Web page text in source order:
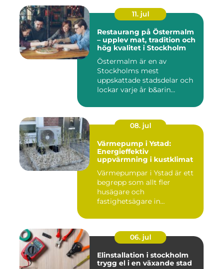
11. jul
Restaurang på Östermalm
– upplev mat, tradition och
hög kvalitet i Stockholm
Östermalm är en av
Stockholms mest
uppskattade stadsdelar och
lockar varje år b&arin...
08. jul
Värmepump i Ystad:
Energieffektiv
uppvärmning i kustklimat
Värmepumpar i Ystad är ett
begrepp som allt fler
husägare och
fastighetsägare in...
06. jul
Elinstallation i stockholm
trygg el i en växande stad